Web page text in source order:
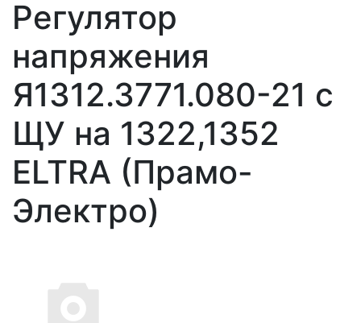
Регулятор
напряжения
Я1312.3771.080-21 с
ЩУ на 1322,1352
ELTRA (Прамо-
Электро)